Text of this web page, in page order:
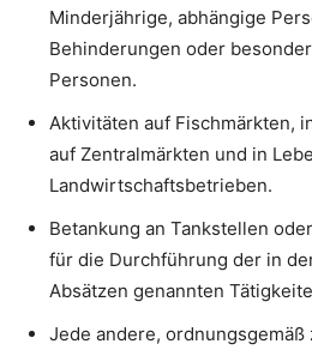
Minderjährige, abhängige
Behinderungen oder
Personen.
Aktivitäten auf Fischmärkten,
auf Zentralmärkten und in
Landwirtschaftsbetrieben.
Betankung an Tankstellen
für die Durchführung der in
Absätzen genannten
Jede andere,